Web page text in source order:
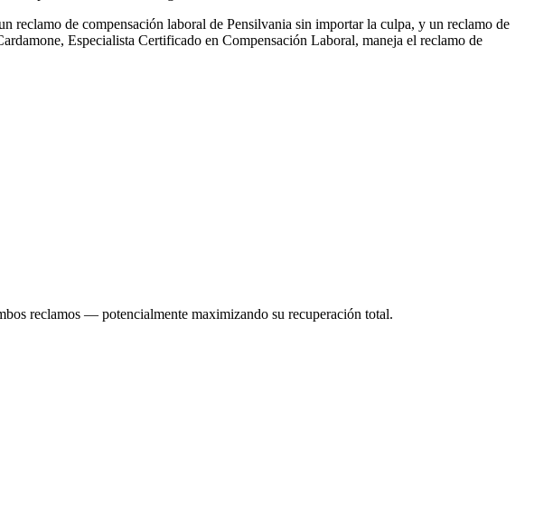
reclamo de compensación laboral de Pensilvania sin importar la culpa, y un reclamo de
Especialista Certificado en Compensación Laboral, maneja el reclamo de
reclamos — potencialmente maximizando su recuperación total.